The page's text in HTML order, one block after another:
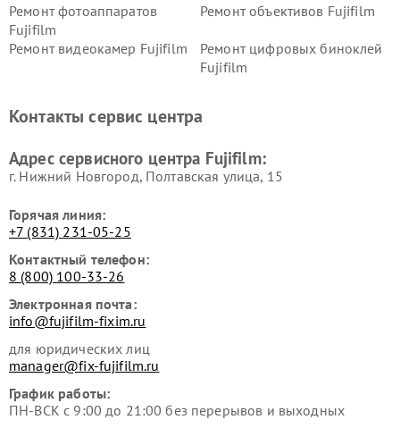
Ремонт фотоаппаратов
Fujifilm
Ремонт объективов Fujifilm
Ремонт видеокамер Fujifilm
Ремонт цифровых биноклей
Fujifilm
Контакты сервис центра
Адрес сервисного центра Fujifilm:
г. Нижний Новгород, Полтавская улица, 15
Горячая линия:
+7 (831) 231-05-25
Контактный телефон:
8 (800) 100-33-26
Электронная почта:
info@fujifilm-fixim.ru
для юридических лиц
manager@fix-fujifilm.ru
График работы:
ПН-ВСК с 9:00 до 21:00 без перерывов и выходных